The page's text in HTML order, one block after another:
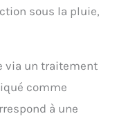
sous la pluie,
via un traitement
comme
à une